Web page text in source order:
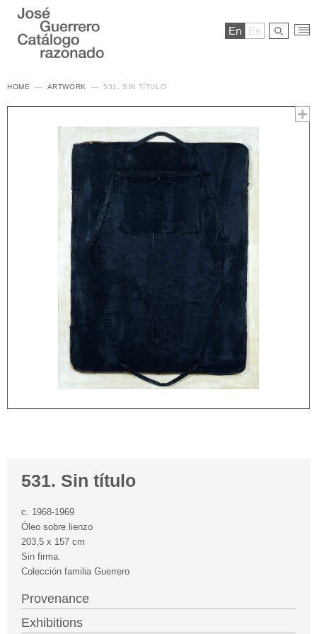
En Es
HOME ARTWORK 531. SIN TÍTULO
531. Sin título
c. 1968-1969
Óleo sobre lienzo
203,5 x 157 cm
Sin firma.
Colección familia Guerrero
Provenance
Exhibitions